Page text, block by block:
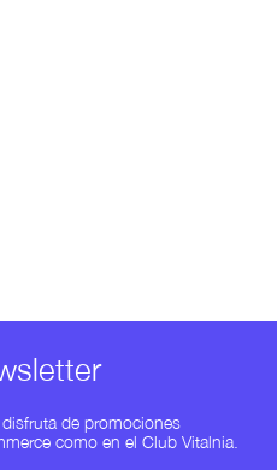
de promociones
como en el Club Vitalnia.